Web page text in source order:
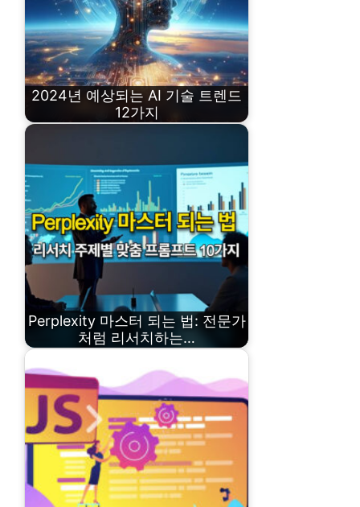
2024년 예상되는 AI 기술 트렌드
12가지
Perplexity 마스터 되는 법: 전문가
처럼 리서치하는…